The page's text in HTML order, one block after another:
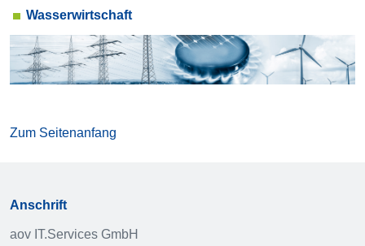
Wasserwirtschaft
Zum Seitenanfang
Anschrift
aov IT.Services GmbH